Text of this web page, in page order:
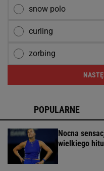
snow polo
curling
zorbing
POPULARNE
Nocna
wielkiego